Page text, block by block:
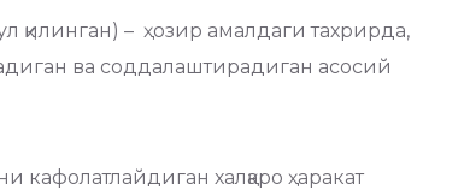
қилинган) – ҳозир амалдаги тахрирда,
ва соддалаштирадиган асосий
халқаро ҳаракат